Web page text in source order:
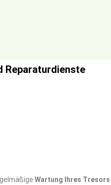
Reparaturdienste
Wartung Ihres Tresors